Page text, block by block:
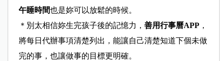
午睡時間也是妳可以放鬆的時候。
＊別太相信妳生完孩子後的記憶力， 善用行事曆APP，
將每日代辦事項清楚列出，能讓自己清楚知道下個未做
完的事，也讓做事的目標更明確。